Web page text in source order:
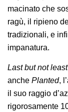
macinato che
ragù, il ripieno
tradizionali, e
impanatura.
Last but not least
anche Planted,
il suo raggio
rigorosamente